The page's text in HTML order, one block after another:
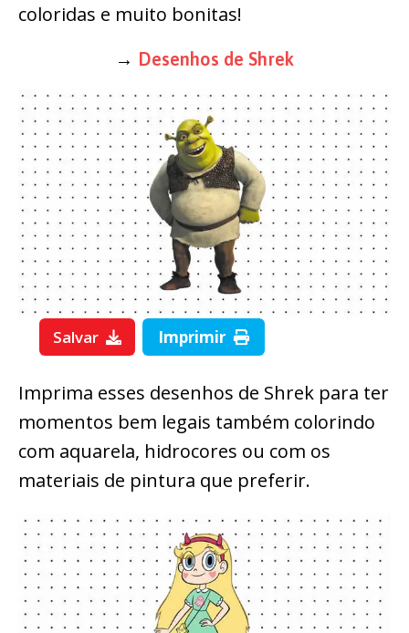
coloridas e muito bonitas!
→ Desenhos de Shrek
Salvar Imprimir
Imprima esses desenhos de Shrek para ter
momentos bem legais também colorindo
com aquarela, hidrocores ou com os
materiais de pintura que preferir.